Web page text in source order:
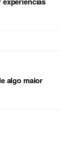
algo maior